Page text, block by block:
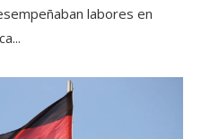
labores en